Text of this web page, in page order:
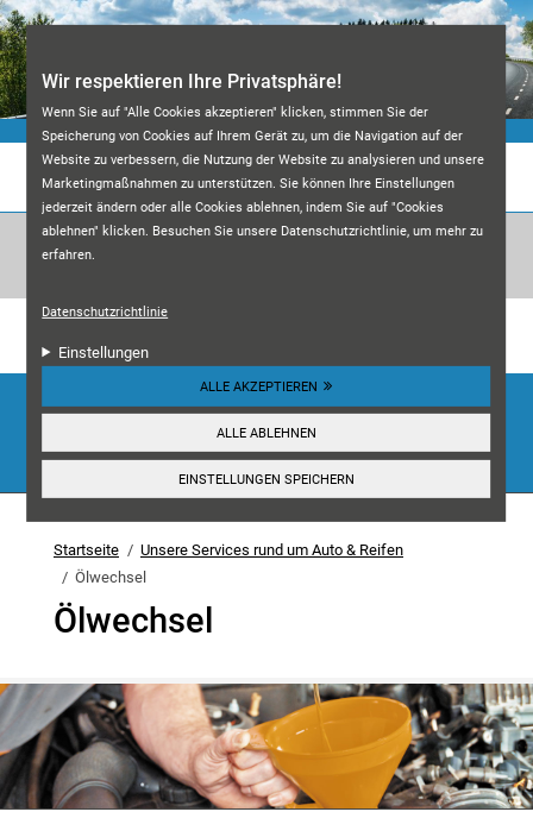
Wir respektieren Ihre Privatsphäre!
Wenn Sie auf "Alle Cookies akzeptieren" klicken, stimmen Sie der
Speicherung von Cookies auf Ihrem Gerät zu, um die Navigation auf der
Website zu verbessern, die Nutzung der Website zu analysieren und unsere
Marketingmaßnahmen zu unterstützen. Sie können Ihre Einstellungen
jederzeit ändern oder alle Cookies ablehnen, indem Sie auf "Cookies
ablehnen" klicken. Besuchen Sie unsere Datenschutzrichtlinie, um mehr zu
erfahren.
Datenschutzrichtlinie
Einstellungen
ALLE AKZEPTIEREN
ALLE ABLEHNEN
EINSTELLUNGEN SPEICHERN
Direkt zum Inhalt
KFZ-MEISTERWERKSTATT M&A
Unsere Kundenbewertungen:
Navigation☰
Startseite
Unsere Services rund um Auto & Reifen
Ölwechsel
Ölwechsel